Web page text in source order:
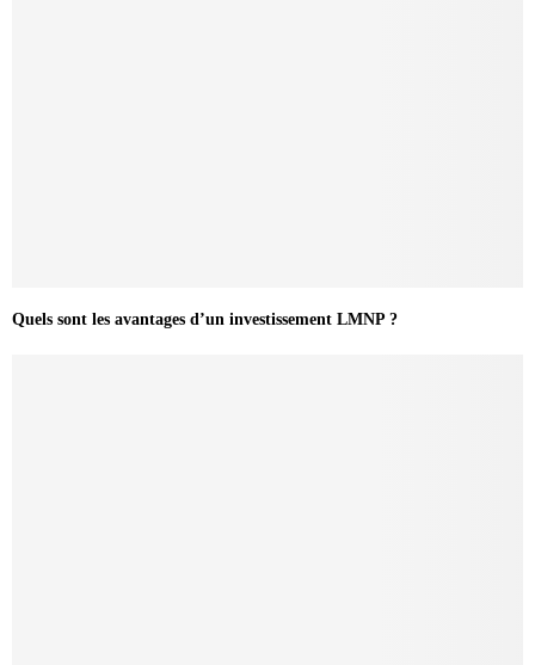
Quels sont les avantages d’un investissement LMNP ?